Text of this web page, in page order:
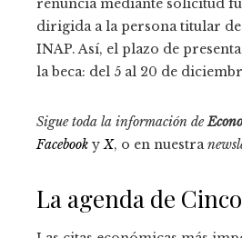
renuncia mediante solicitud
dirigida a la persona titular
INAP. Así, el plazo de
la beca: del 5 al 20 de
Sigue toda la información de
Facebook yX, o en nuestra
La agenda de